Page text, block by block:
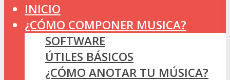
INICIO
¿CÓMO COMPONER MUSICA?
SOFTWARE
ÚTILES BÁSICOS
¿CÓMO ANOTAR TU MÚSICA?